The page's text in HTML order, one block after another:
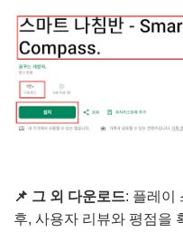
📌 그 외 다운로드: 플레이
후, 사용자 리뷰와 평점을